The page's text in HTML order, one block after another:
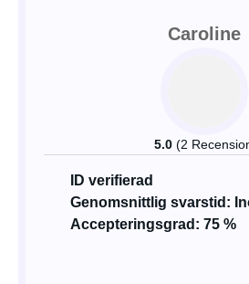
Caroline
5.0 (2
ID verifierad
Genomsnittlig svarstid:
Accepteringsgrad: 75 %